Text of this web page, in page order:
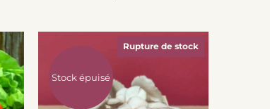
Stock épuisé
Rupture de stock